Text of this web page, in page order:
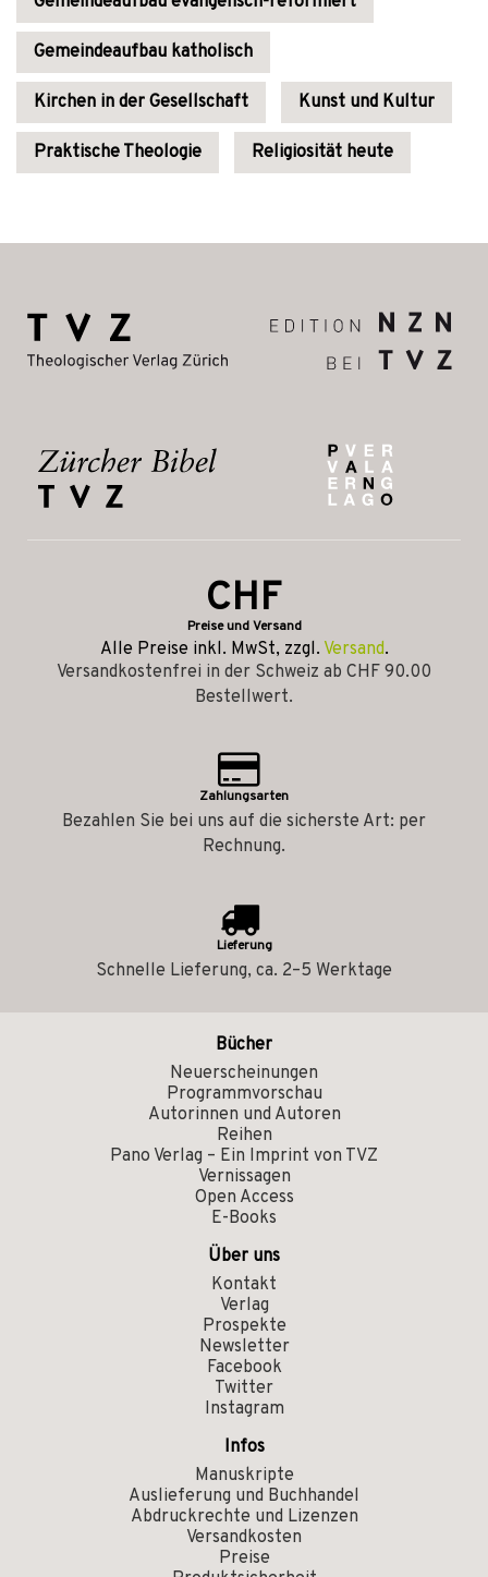
Gemeindeaufbau katholisch
Kirchen in der Gesellschaft Kunst und Kultur
Praktische Theologie Religiosität heute
CHF
Preise und Versand
Alle Preise inkl. MwSt, zzgl. Versand.
Versandkostenfrei in der Schweiz ab CHF 90.00
Bestellwert.
Zahlungsarten
Bezahlen Sie bei uns auf die sicherste Art: per
Rechnung.
Lieferung
Schnelle Lieferung, ca. 2–5 Werktage
Bücher
Neuerscheinungen
Programmvorschau
Autorinnen und Autoren
Reihen
Pano Verlag – Ein Imprint von TVZ
Vernissagen
Open Access
E-Books
Über uns
Kontakt
Verlag
Prospekte
Newsletter
Facebook
Twitter
Instagram
Infos
Manuskripte
Auslieferung und Buchhandel
Abdruckrechte und Lizenzen
Versandkosten
Preise